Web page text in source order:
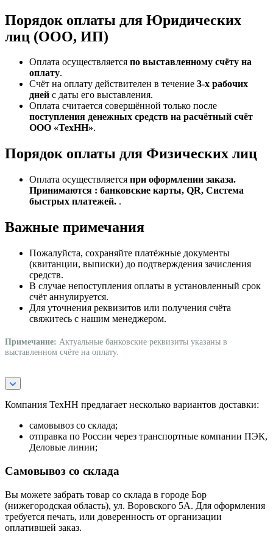
Порядок оплаты для Юридических
лиц (ООО, ИП)
Оплата осуществляется по выставленному счёту на
оплату.
Счёт на оплату действителен в течение 3‑х рабочих
дней с даты его выставления.
Оплата считается совершённой только после
поступления денежных средств на расчётный счёт
ООО «ТехНН».
Порядок оплаты для Физических лиц
Оплата осуществляется при оформлении заказа.
Принимаются : банковские карты, QR, Система
быстрых платежей. .
Важные примечания
Пожалуйста, сохраняйте платёжные документы
(квитанции, выписки) до подтверждения зачисления
средств.
В случае непоступления оплаты в установленный срок
счёт аннулируется.
Для уточнения реквизитов или получения счёта
свяжитесь с нашим менеджером.
Примечание: Актуальные банковские реквизиты указаны в
выставленном счёте на оплату.
Компания ТехНН предлагает несколько вариантов доставки:
самовывоз со склада;
отправка по России через транспортные компании ПЭК,
Деловые линии;
Самовывоз со склада
Вы можете забрать товар со склада в городе Бор
(нижегородская область), ул. Воровского 5А. Для оформления
требуется печать, или доверенность от организации
оплатившей заказ.